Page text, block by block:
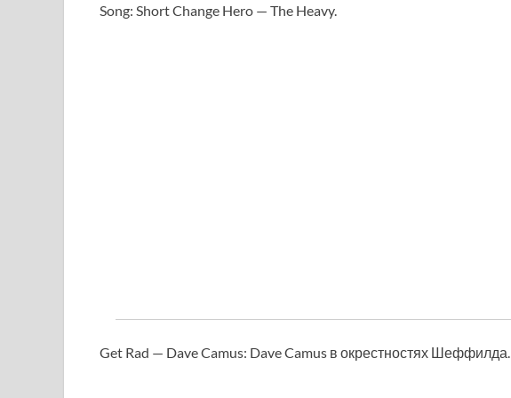
Song: Short Change Hero — The Heavy.
Get Rad — Dave Camus: Dave Camus в окрестностях Шеффилда.